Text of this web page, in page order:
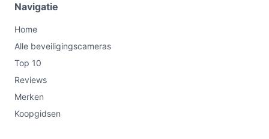
Navigatie
Home
Alle beveiligingscameras
Top 10
Reviews
Merken
Koopgidsen